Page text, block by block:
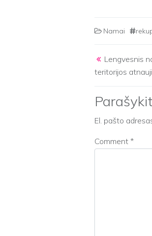
Namai
Post
Lengvesnis
teritorijos
El. pašto
Comment *